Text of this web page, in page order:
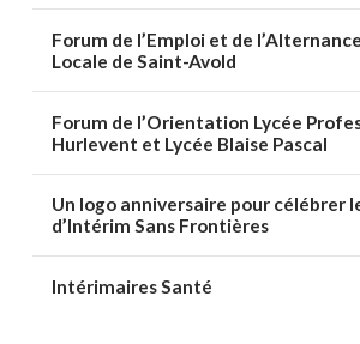
Forum de l’Emploi et de
Locale de Saint-Avold
Forum de l’Orientation Lycée
Hurlevent et Lycée Blaise Pascal
Un logo anniversaire pour célébrer
d’Intérim Sans Frontières
Intérimaires Santé